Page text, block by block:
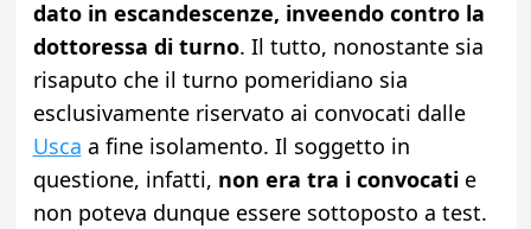
dato in escandescenze, inveendo contro la
dottoressa di turno. Il tutto, nonostante sia
risaputo che il turno pomeridiano sia
esclusivamente riservato ai convocati dalle
Usca a fine isolamento. Il soggetto in
questione, infatti, non era tra i convocati e
non poteva dunque essere sottoposto a test.